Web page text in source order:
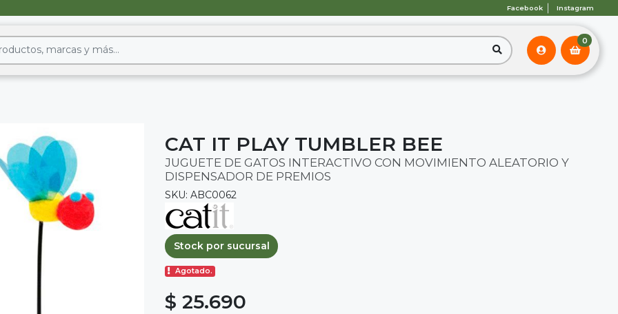
Facebook Instagram
0
CAT IT PLAY TUMBLER BEE
JUGUETE DE GATOS INTERACTIVO CON MOVIMIENTO ALEATORIO Y
DISPENSADOR DE PREMIOS
SKU: ABC0062
Stock por sucursal
Agotado.
$ 25.690